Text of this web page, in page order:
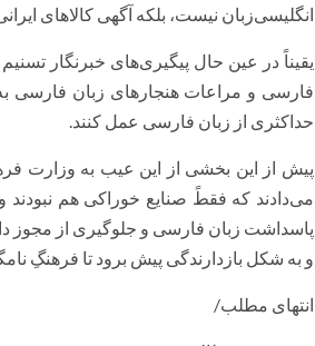
انگلیسی‌زبان نیست، بلکه آگهی کالاهای
یقیناً در عین حال پیگیری‌های خبرنگار
فارسی و مراعات هنجارهای زبان فارسی
حداکثری از زبان فارسی عمل کنند.
پیش از این بخشی از این عیب به وزارت
می‌دادند که فقطً صنایع خوراکی هم نبودند
پاسداشت زبان فارسی و جلوگیری از مجوز
و به شکل بازدارندگی پیش برود تا فرهنگِ
انتهای مطلب/